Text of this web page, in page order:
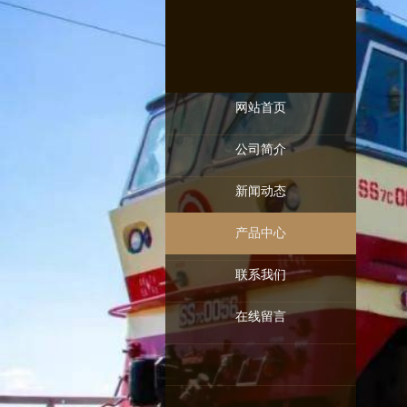
网站首页
公司简介
新闻动态
产品中心
联系我们
在线留言